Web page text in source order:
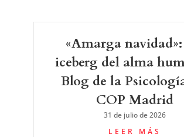
«Amarga
iceberg del alma
Blog de la
COP Madrid
31 de julio de 2026
LEER MÁS